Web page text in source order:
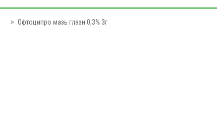
Офтоципро мазь глазн 0,3% 3г